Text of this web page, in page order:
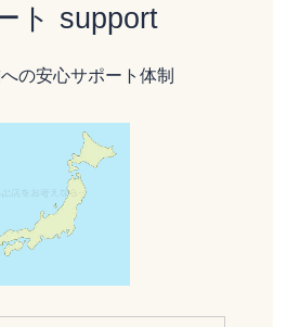
ト support
の安心サポート体制